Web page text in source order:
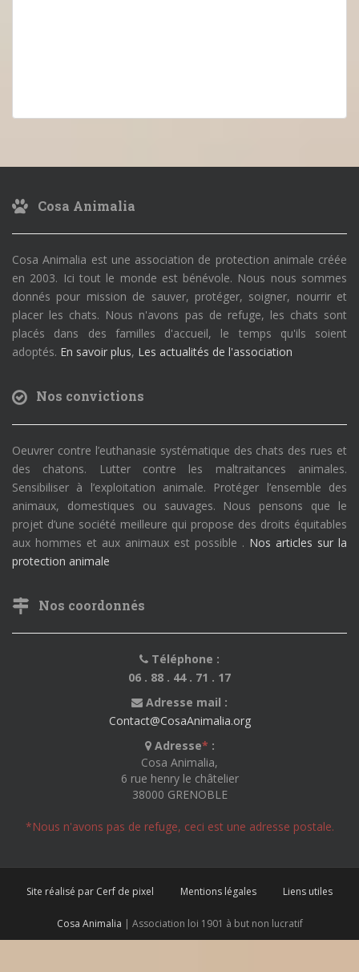
Cosa Animalia
Cosa Animalia est une association de protection animale créée
en 2003. Ici tout le monde est bénévole. Nous nous sommes
donnés pour mission de sauver, protéger, soigner, nourrir et
placer les chats. Nous n'avons pas de refuge, les chats sont
placés dans des familles d'accueil, le temps qu'ils soient
adoptés. En savoir plus, Les actualités de l'association
Nos convictions
Oeuvrer contre l’euthanasie systématique des chats des rues et
des chatons. Lutter contre les maltraitances animales.
Sensibiliser à l’exploitation animale. Protéger l’ensemble des
animaux, domestiques ou sauvages. Nous pensons que le
projet d’une société meilleure qui propose des droits équitables
aux hommes et aux animaux est possible . Nos articles sur la
protection animale
Nos coordonnés
Téléphone :
06 . 88 . 44 . 71 . 17
Adresse mail :
Contact@CosaAnimalia.org
Adresse* :
Cosa Animalia,
6 rue henry le châtelier
38000 GRENOBLE
*Nous n'avons pas de refuge, ceci est une adresse postale.
Site réalisé par Cerf de pixel Mentions légales Liens utiles
Cosa Animalia | Association loi 1901 à but non lucratif